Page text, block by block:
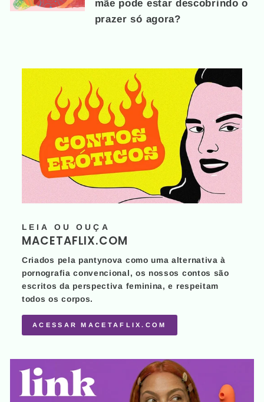
mãe pode estar descobrindo o
prazer só agora?
LEIA OU OUÇA
MACETAFLIX.COM
Criados pela pantynova como uma alternativa à
pornografia convencional, os nossos contos são
escritos da perspectiva feminina, e respeitam
todos os corpos.
ACESSAR MACETAFLIX.COM